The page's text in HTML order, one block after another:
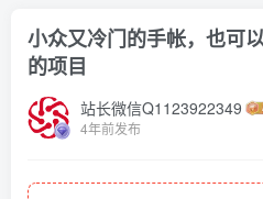
小众又冷门的手帐，也可
的项目
站长微信Q1123922349
4年前发布